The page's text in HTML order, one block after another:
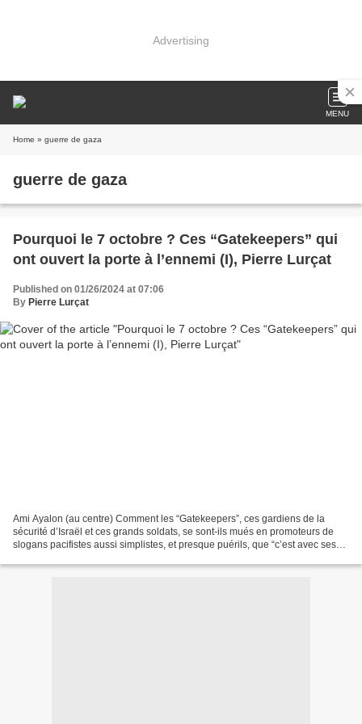
Advertising
MENU
Home » guerre de gaza
guerre de gaza
Pourquoi le 7 octobre ? Ces “Gatekeepers” qui
ont ouvert la porte à l’ennemi (I), Pierre Lurçat
Published on 01/26/2024 at 07:06
By Pierre Lurçat
Ami Ayalon (au centre) Comment les “Gatekeepers”, ces gardiens de la
sécurité d’Israël et ces grands soldats, se sont-ils mués en promoteurs de
slogans pacifistes aussi simplistes, et presque puérils, que “c’est avec ses